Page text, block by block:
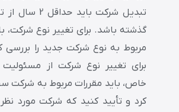
تبدیل شرکت
گذشته باشد. برای تغییر نوع شرکت،
مربوط به نوع شرکت جدید را بررسی
برای تغییر نوع شرکت از
خاص، باید مقررات مربوط به شرکت
کرد و تأیید کنید که شرکت مورد